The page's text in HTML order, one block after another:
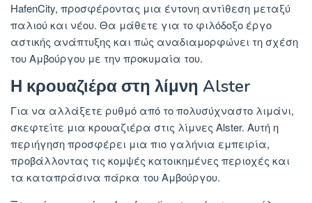
HafenCity, προσφέροντας μια έντονη αντίθεση μεταξύ
παλιού και νέου. Θα μάθετε για το φιλόδοξο έργο
αστικής ανάπτυξης και πώς αναδιαμορφώνει τη σχέση
του Αμβούργου με την προκυμαία του.
Η κρουαζιέρα στη λίμνη Alster
Για να αλλάξετε ρυθμό από το πολυσύχναστο λιμάνι,
σκεφτείτε μια κρουαζιέρα στις λίμνες Alster. Αυτή η
περιήγηση προσφέρει μια πιο γαλήνια εμπειρία,
προβάλλοντας τις κομψές κατοικημένες περιοχές και
τα καταπράσινα πάρκα του Αμβούργου.